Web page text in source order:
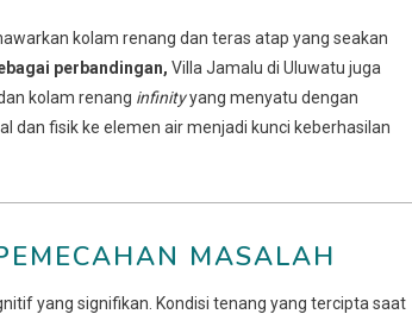
kolam renang dan teras atap yang seakan
perbandingan, Villa Jamalu di Uluwatu juga
kolam renang infinityyang menyatu dengan
dan fisik ke elemen air menjadi kunci keberhasilan
MASALAH
yang signifikan. Kondisi tenang yang tercipta saat